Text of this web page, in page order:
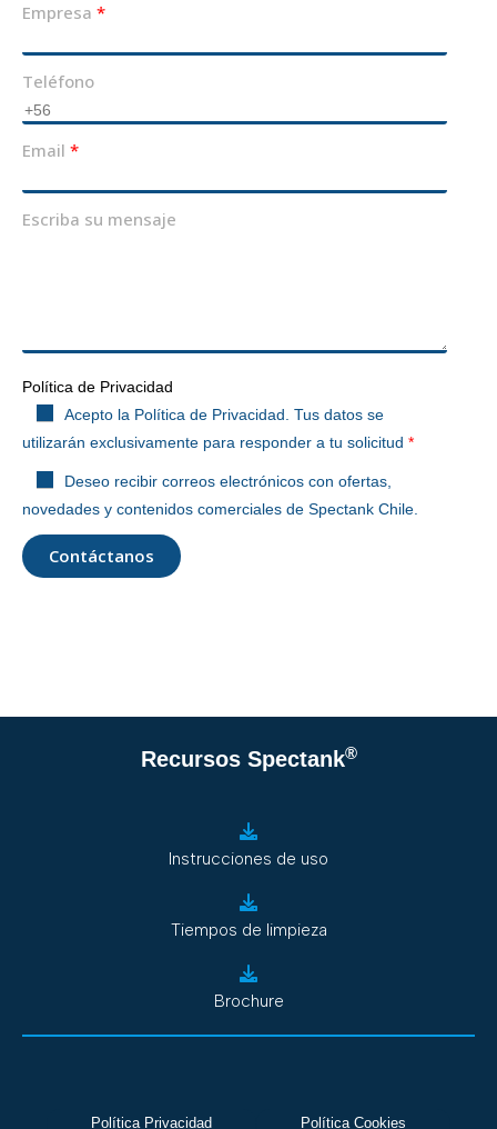
Empresa
Teléfono
Email
Escriba su mensaje
Política de Privacidad
Acepto la Política de Privacidad. Tus datos se
utilizarán exclusivamente para responder a tu solicitud
Deseo recibir correos electrónicos con ofertas,
novedades y contenidos comerciales de Spectank Chile.
Contáctanos
Recursos Spectank®
Instrucciones de uso
Tiempos de limpieza
Brochure
Política Privacidad Política Cookies